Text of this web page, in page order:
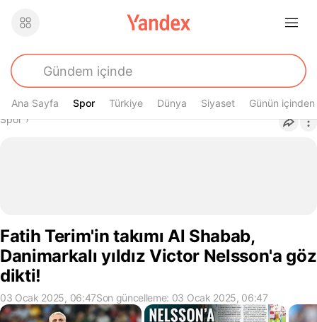
Ana Sayfa Spor
Spor Türkiye Dünya Siyaset Günün içinden
Buradasın
Spor›
Fatih Terim'in takımı Al Shabab,
Danimarkalı yıldız Victor Nelsson'a göz
dikti!
03 Ocak 2025, 06:47Son güncelleme: 03 Ocak 2025, 06:47